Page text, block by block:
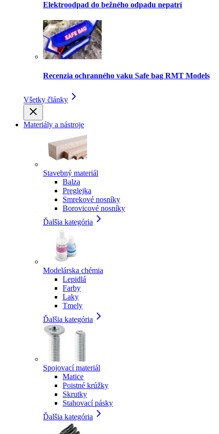
Elektroodpad do bežného odpadu nepatrí
Recenzia ochranného vaku Safe bag RMT Models
Všetky články
Materiály a nástroje
Stavebný materiál
Balza
Preglejka
Smrekové nosníky
Borovicové nosníky
Ďalšia kategória
Modelárska chémia
Lepidlá
Farby
Laky
Tmely
Ďalšia kategória
Spojovací materiál
Matice
Poistné krúžky
Skrutky
Stahovací pásky
Ďalšia kategória